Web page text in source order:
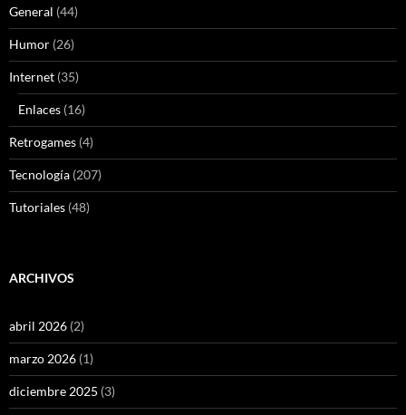
General (44)
Humor (26)
Internet (35)
Enlaces (16)
Retrogames (4)
Tecnología (207)
Tutoriales (48)
ARCHIVOS
abril 2026 (2)
marzo 2026 (1)
diciembre 2025 (3)